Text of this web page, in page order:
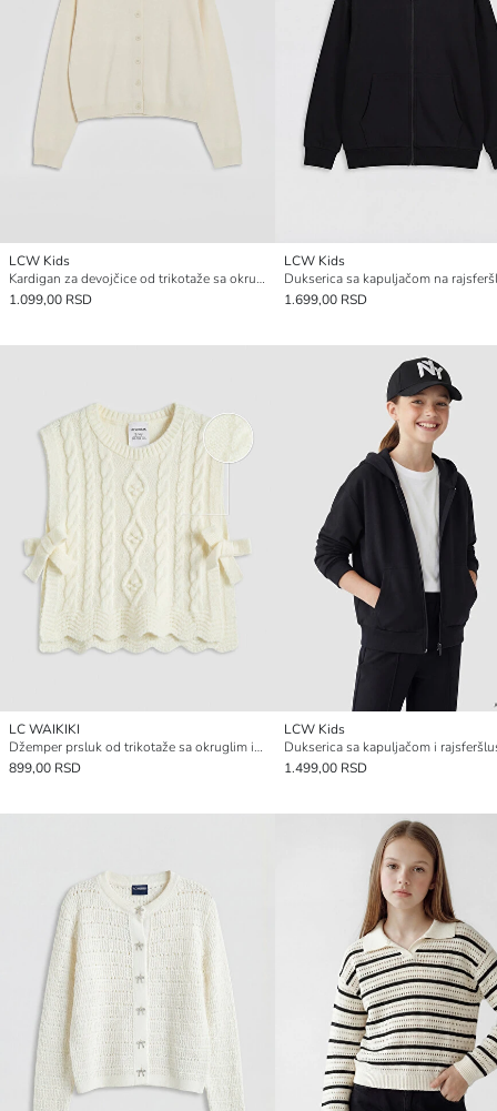
LCW Kids
Kardigan za devojčice od trikotaže sa okruglim izrezom
1.099,00 RSD
LCW Kids
1.699,00 RSD
LC WAIKIKI
Džemper prsluk od trikotaže sa okruglim izrezom za devojčice
899,00 RSD
LCW Kids
1.499,00 RSD